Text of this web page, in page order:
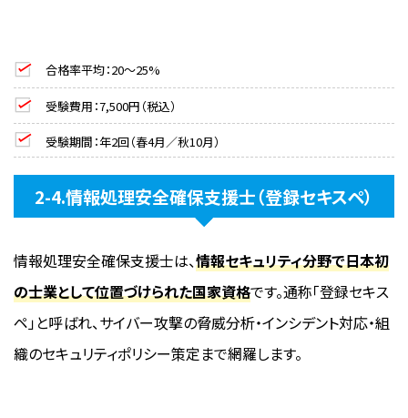
合格率平均：20〜25%
受験費用：7,500円（税込）
受験期間：年2回（春4月／秋10月）
2-4.情報処理安全確保支援士（登録セキスペ）
情報処理安全確保支援士は、情報セキュリティ分野で日本初
の士業として位置づけられた国家資格です。通称「登録セキス
ペ」と呼ばれ、サイバー攻撃の脅威分析・インシデント対応・組
織のセキュリティポリシー策定まで網羅します。